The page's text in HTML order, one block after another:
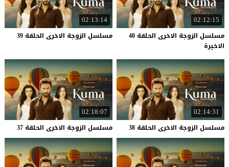
02:12:15
مسلسل الزوجة الاخرى الحلقة 40
الاخيرة
02:13:14
مسلسل الزوجة الاخرى الحلقة 39
02:14:31
مسلسل الزوجة الاخرى الحلقة 38
02:18:07
مسلسل الزوجة الاخرى الحلقة 37